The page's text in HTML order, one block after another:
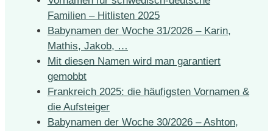
Familien – Hitlisten 2025
Babynamen der Woche 31/2026 – Karin,
Mathis, Jakob, …
Mit diesen Namen wird man garantiert
gemobbt
Frankreich 2025: die häufigsten Vornamen &
die Aufsteiger
Babynamen der Woche 30/2026 – Ashton,